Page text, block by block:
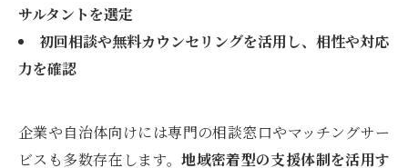
サルタントを選定
初回相談や無料カウンセリングを活用し、相性や対応
力を確認
企業や自治体向けには専門の相談窓口やマッチングサー
ビスも多数存在します。地域密着型の支援体制を活用す